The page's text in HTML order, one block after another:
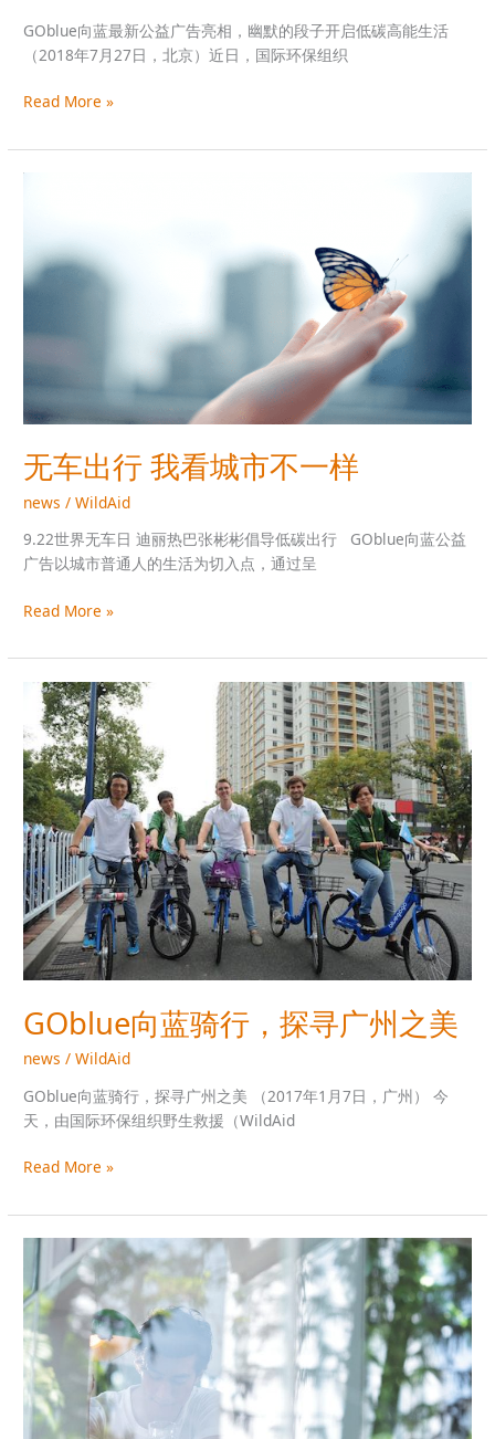
GOblue向蓝最新公益广告亮相，幽默的段子开启低碳高能生活
（2018年7月27日，北京）近日，国际环保组织
开
启
低
Read More »
无车出行 我看城市不一样
news /WildAid
9.22世界无车日 迪丽热巴张彬彬倡导低碳出行 GOblue向蓝公益
广告以城市普通人的生活为切入点，通过呈
行
我
城
市
不
一
样
Read More »
GOblue向蓝骑行，探寻广州之美
news /WildAid
GOblue向蓝骑行，探寻广州之美 （2017年1月7日，广州） 今
天，由国际环保组织野生救援（WildAid
GOblue
蓝
骑
行，
探
寻
广
州
之
美
Read More »
“GOblue
向
蓝”
明
星
公
益